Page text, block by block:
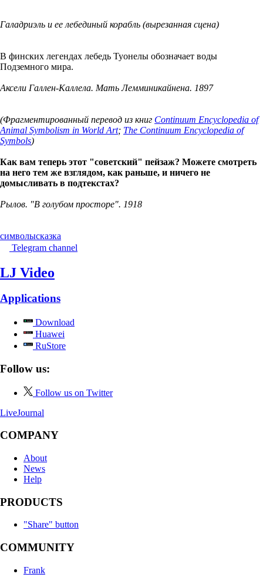
Галадриэль и ее лебединый корабль (вырезанная сцена)
В финских легендах лебедь Туонелы обозначает воды
Подземного мира.
Аксели Галлен-Каллела. Мать Лемминикайнена. 1897
(Фрагментированный перевод из книг Continuum Encyclopedia of
Animal Symbolism in World Art; The Continuum Encyclopedia of
Symbols)
Как вам теперь этот "советский" пейзаж? Можете смотреть
на него тем же взглядом, как раньше, и ничего не
домысливать в подтекстах?
Рылов. "В голубом просторе". 1918
символысказка
Telegram channel
LJ Video
Applications
Download
Huawei
RuStore
Follow us:
Follow us on Twitter
LiveJournal
COMPANY
About
News
Help
PRODUCTS
"Share" button
COMMUNITY
Frank